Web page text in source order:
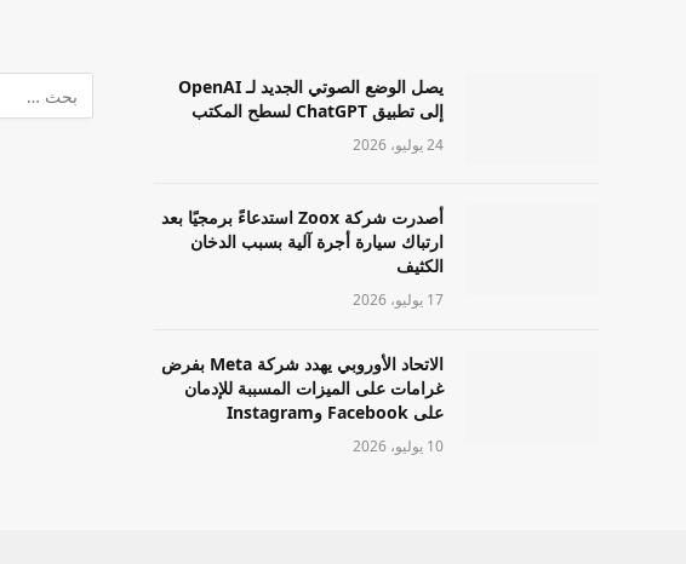
يصل الوضع الصوتي الجديد لـ OpenAI
إلى تطبيق ChatGPT لسطح المكتب
24 يوليو، 2026
أصدرت شركة Zoox استدعاءً برمجيًا بعد
ارتباك سيارة أجرة آلية بسبب الدخان
الكثيف
17 يوليو، 2026
الاتحاد الأوروبي يهدد شركة Meta بفرض
غرامات على الميزات المسببة للإدمان
على Facebook وInstagram
10 يوليو، 2026